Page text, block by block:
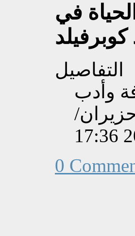
في
التفاصيل
وأدب
بتاريخ السبت, 28 حزيران/
0